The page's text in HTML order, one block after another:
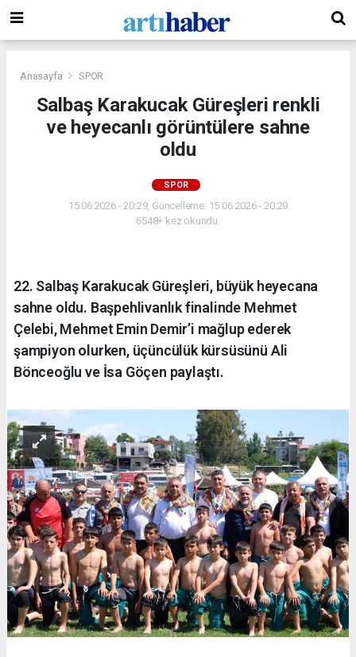
Anasayfa SPOR
Salbaş Karakucak Güreşleri renkli
ve heyecanlı görüntülere sahne
oldu
SPOR
15.06.2026 - 20:29, Güncelleme: 15.06.2026 - 20:29
6548+ kez okundu.
22. Salbaş Karakucak Güreşleri, büyük heyecana
sahne oldu. Başpehlivanlık finalinde Mehmet
Çelebi, Mehmet Emin Demir’i mağlup ederek
şampiyon olurken, üçüncülük kürsüsünü Ali
Bönceoğlu ve İsa Göçen paylaştı.